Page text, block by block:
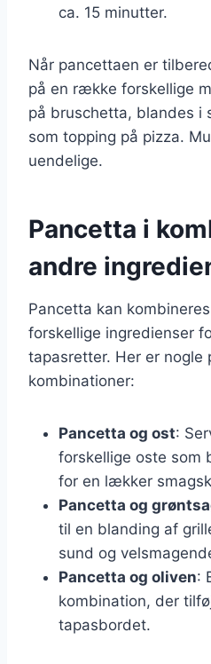
ca. 15 minutter.
Når pancettaen er
på en række forskellige
på bruschetta, blandes i
som topping på pizza.
uendelige.
Pancetta i
andre
Pancetta kan
forskellige ingredienser
tapasretter. Her er nogle
kombinationer:
Pancetta og ost:
forskellige oste som
for en lækker
Pancetta og
til en blanding af
sund og
Pancetta og oliven:
kombination, der
tapasbordet.